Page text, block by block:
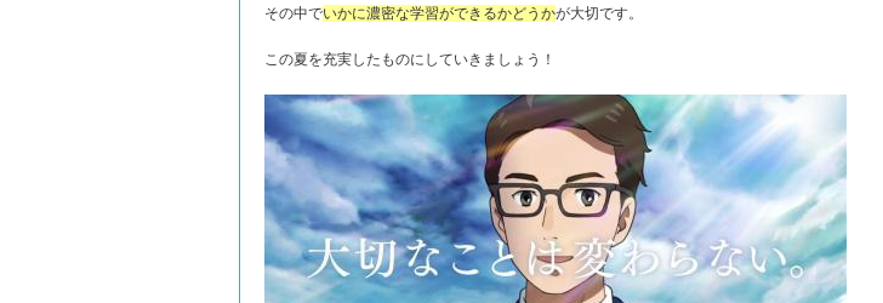
その中でいかに濃密な学習ができるかどうかが大切です。
この夏を充実したものにしていきましょう！